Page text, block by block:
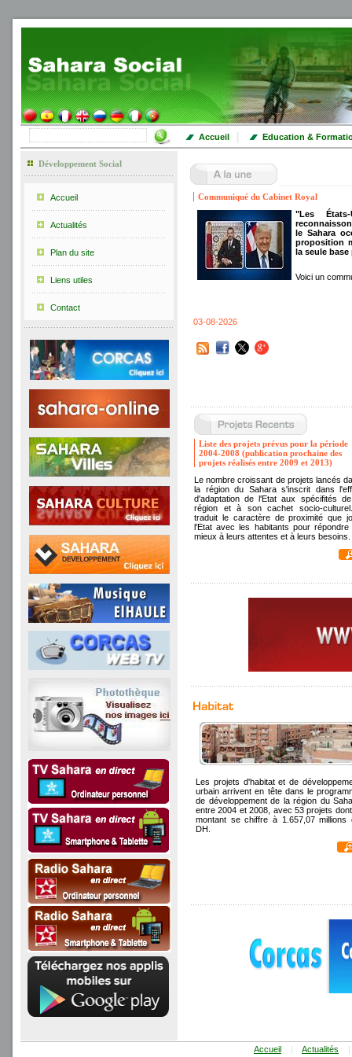
Accueil | Education &
Développement Social
Accueil
Actualités
Plan du site
Liens utiles
Contact
Communiqué du Cabinet Royal
"Les
le Sahara
proposition
la seule
Voici un
03-08-2026
Liste des projets prévus pour la période
2004-2008 (publication prochaine des
projets réalisés entre 2009 et 2013)
Le nombre croissant de projets lancés
la région du Sahara s'inscrit dans
d'adaptation de l'Etat aux spécifités
région et à son cachet socio-
traduit le caractère de proximité que
l'Etat avec les habitants pour répondre
mieux à leurs attentes et à leurs besoins.
Les projets d'habitat et de
urbain arrivent en tête dans le
de développement de la région du
entre 2004 et 2008, avec 53 projets
montant se chiffre à 1.657,07 millions
DH.
Accueil | Actualités |